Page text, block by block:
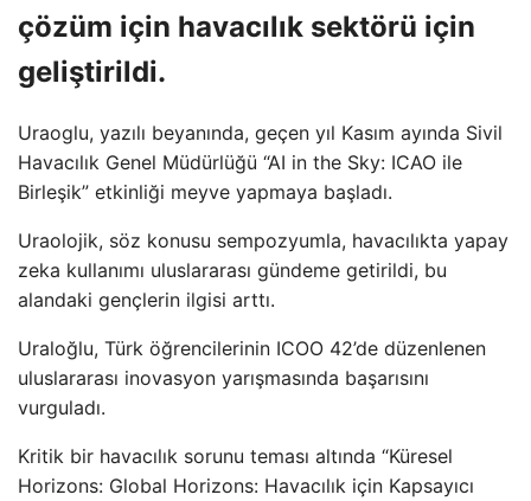
çözüm için havacılık sektörü için
geliştirildi.
Uraoglu, yazılı beyanında, geçen yıl Kasım ayında Sivil
Havacılık Genel Müdürlüğü “AI in the Sky: ICAO ile
Birleşik” etkinliği meyve yapmaya başladı.
Uraolojik, söz konusu sempozyumla, havacılıkta yapay
zeka kullanımı uluslararası gündeme getirildi, bu
alandaki gençlerin ilgisi arttı.
Uraloğlu, Türk öğrencilerinin ICOO 42’de düzenlenen
uluslararası inovasyon yarışmasında başarısını
vurguladı.
Kritik bir havacılık sorunu teması altında “Küresel
Horizons: Global Horizons: Havacılık için Kapsayıcı